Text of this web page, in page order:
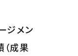
ジメン
成果